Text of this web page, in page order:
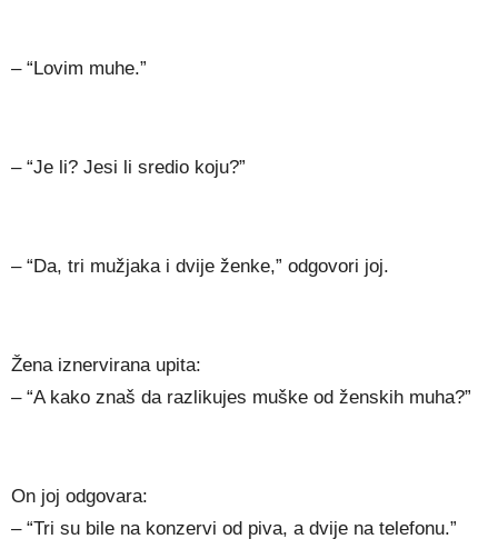
– “Lovim muhe.”
– “Je li? Jesi li sredio koju?”
– “Da, tri mužjaka i dvije ženke,” odgovori joj.
Žena iznervirana upita:
– “A kako znaš da razlikujes muške od ženskih muha?”
On joj odgovara:
– “Tri su bile na konzervi od piva, a dvije na telefonu.”